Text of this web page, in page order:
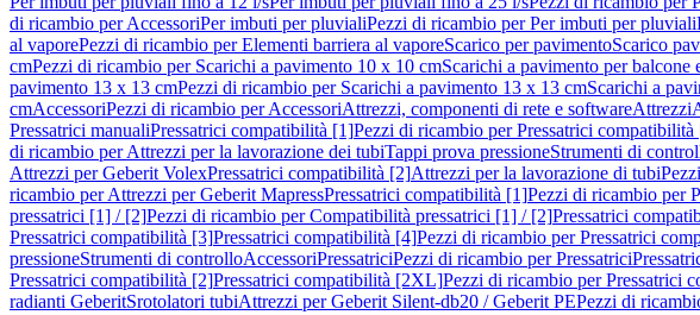
di ricambio per AccessoriPer imbuti per pluvialiPezzi di ricambio per Per imbuti per pluviali
al vaporePezzi di ricambio per Elementi barriera al vaporeScarico per pavimentoScarico
cmPezzi di ricambio per Scarichi a pavimento 10 x 10 cmScarichi a pavimento per balcone
pavimento 13 x 13 cmPezzi di ricambio per Scarichi a pavimento 13 x 13 cmScarichi a
cmAccessoriPezzi di ricambio per AccessoriAttrezzi, componenti di rete e softwareAttrezzi
Pressatrici manualiPressatrici compatibilità [1]Pezzi di ricambio per Pressatrici compatibilità
di ricambio per Attrezzi per la lavorazione dei tubiTappi prova pressioneStrumenti di
Attrezzi per Geberit VolexPressatrici compatibilità [2]Attrezzi per la lavorazione di tubi
ricambio per Attrezzi per Geberit MapressPressatrici compatibilità [1]Pezzi di ricambio per
pressatrici [1] / [2]Pezzi di ricambio per Compatibilità pressatrici [1] / [2]Pressatrici
Pressatrici compatibilità [3]Pressatrici compatibilità [4]Pezzi di ricambio per Pressatrici
pressioneStrumenti di controlloAccessoriPressatriciPezzi di ricambio per Pressatrici
Pressatrici compatibilità [2]Pressatrici compatibilità [2XL]Pezzi di ricambio per Pressatrici
radianti GeberitSrotolatori tubiAttrezzi per Geberit Silent-db20 / Geberit PEPezzi di